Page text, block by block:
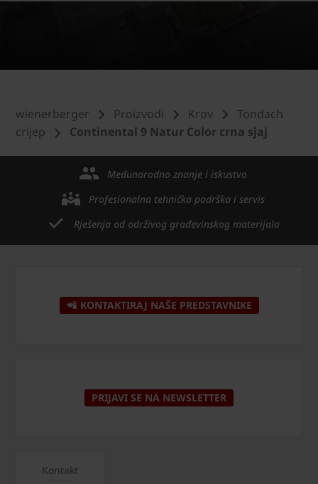
wienerberger Proizvodi Krov
Tondach
crijep
Continental 9 Natur Color crna sjaj
Međunarodno znanje i iskustvo
Profesionalna tehnička podrška i servis
Rješenja od održivog građevinskog materijala
📲 KONTAKTIRAJ NAŠE PREDSTAVNIKE
PRIJAVI SE NA NEWSLETTER
Kontakt